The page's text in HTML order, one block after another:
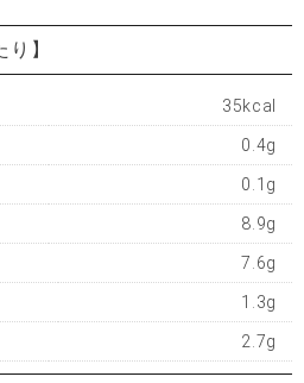
】
35kcal
0.4g
0.1g
8.9g
7.6g
1.3g
2.7g